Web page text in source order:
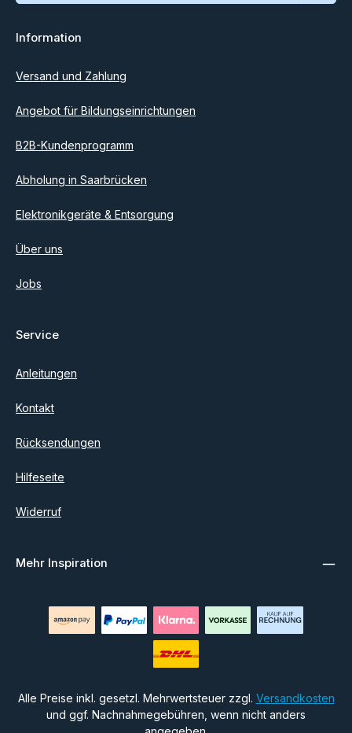
Ich habe dieDatenschutzbestimmungen
einverstanden.
Information
Versand und Zahlung
Angebot für Bildungseinrichtungen
B2B-Kundenprogramm
Abholung in Saarbrücken
Elektronikgeräte & Entsorgung
Über uns
Jobs
Service
Anleitungen
Kontakt
Rücksendungen
Hilfeseite
Widerruf
Mehr Inspiration
Alle Preise inkl. gesetzl. Mehrwertsteuer zzgl. Versandkosten
und ggf. Nachnahmegebühren, wenn nicht anders